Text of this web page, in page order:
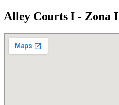
Alley Courts I - Zona